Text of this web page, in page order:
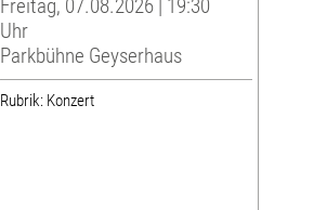
Freitag, 07.08.2026 | 19:30
Uhr
Parkbühne Geyserhaus
Rubrik: Konzert